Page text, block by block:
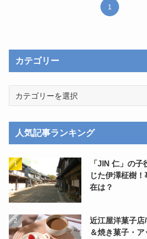
1
カテゴリー
ー
人気記事ランキング
「JIN 仁」の
じた伊澤柾樹
在は？
近江屋洋菓子
＆焼き菓子・